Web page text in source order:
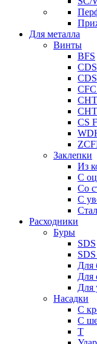
Для металла
Винты
BFS
CS
Заклепки
Из
С
Со
С
Расходники
Буры
SDS
Для
Для
Для
Насадки
С
С
T